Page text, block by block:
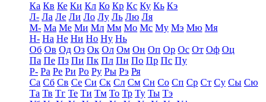
Ка Кв Ке Ки Кл Ко Кр Кс Ку Кь Кэ
Л- Ла Ле Ли Ло Лу Ль Лю Ля
М- Ма Ме Ми Мл Мм Мо Мс Му Мэ Мю Мя
Н- На Не Ни Но Ну Нь
Об Ов Од Оз Ок Ол Ом Он Оп Ор Ос От Оф Оц
Па Пе Пз Пи Пк Пл Пн По Пр Пс Пу
Р- Ра Ре Ри Ро Ру Ры Рэ Ря
Са Сб Св Се Си Ск Сл См Сн Со Сп Ср Ст Су Сы Сю
Та Тв Тг Те Ти Тм То Тр Ту Ты Тэ